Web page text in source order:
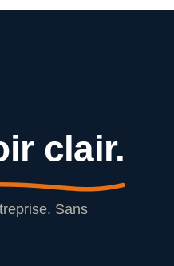
clair.
Sans